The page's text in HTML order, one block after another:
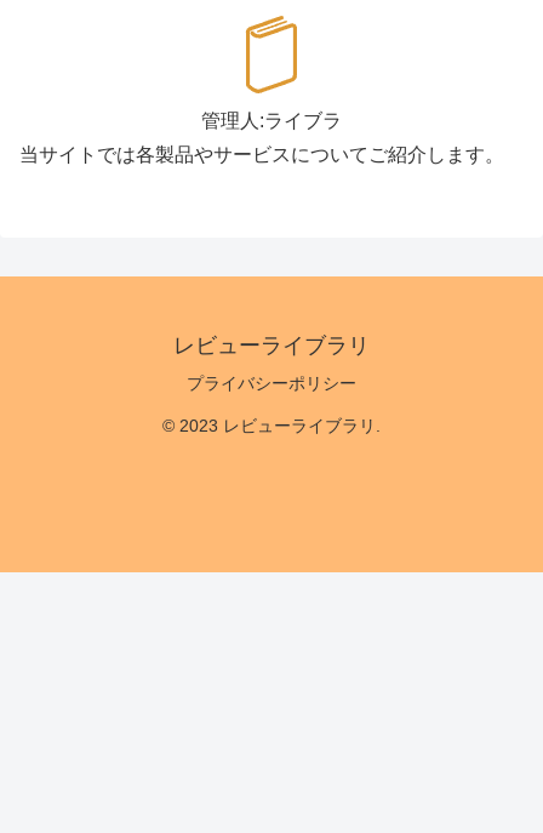
管理人:ライブラ
当サイトでは各製品やサービスについてご紹介します。
レビューライブラリ
プライバシーポリシー
© 2023 レビューライブラリ.